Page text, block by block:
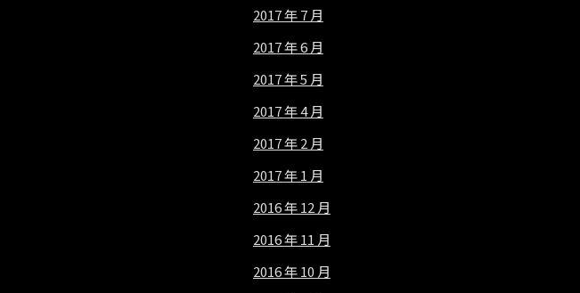
2017 年 7 月
2017 年 6 月
2017 年 5 月
2017 年 4 月
2017 年 2 月
2017 年 1 月
2016 年 12 月
2016 年 11 月
2016 年 10 月